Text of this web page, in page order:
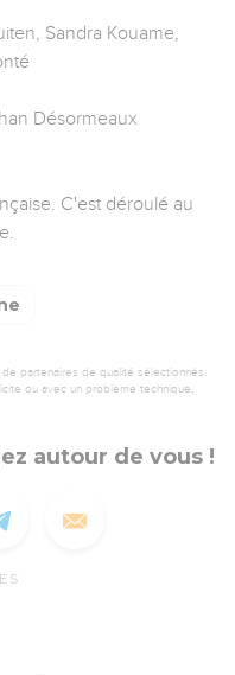
Sandra Kouame,
Désormeaux
C'est déroulé au
partenaires de qualité sélectionnés.
ou avec un problème technique,
autour de vous !